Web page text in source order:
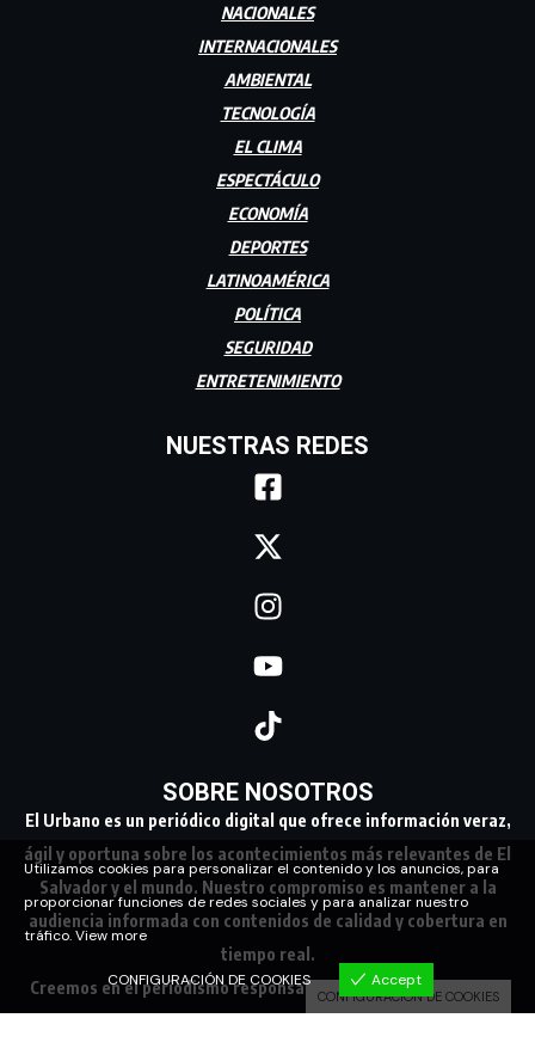
NACIONALES
INTERNACIONALES
AMBIENTAL
TECNOLOGÍA
EL CLIMA
ESPECTÁCULO
ECONOMÍA
DEPORTES
LATINOAMÉRICA
POLÍTICA
SEGURIDAD
ENTRETENIMIENTO
NUESTRAS REDES
SOBRE NOSOTROS
El Urbano es un periódico digital que ofrece información veraz,
ágil y oportuna sobre los acontecimientos más relevantes de El
Salvador y el mundo. Nuestro compromiso es mantener a la
audiencia informada con contenidos de calidad y cobertura en
tiempo real.
Creemos en el periodismo responsable, conectando a nuestra
Utilizamos cookies para personalizar el contenido y los anuncios, para
proporcionar funciones de redes sociales y para analizar nuestro
tráfico.View more
CONFIGURACIÓN DE COOKIES Accept
CONFIGURACIÓN DE COOKIES